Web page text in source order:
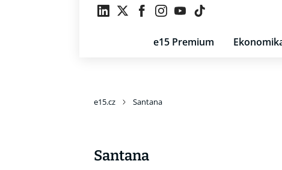
e15 Premium
e15.cz Santana
Santana